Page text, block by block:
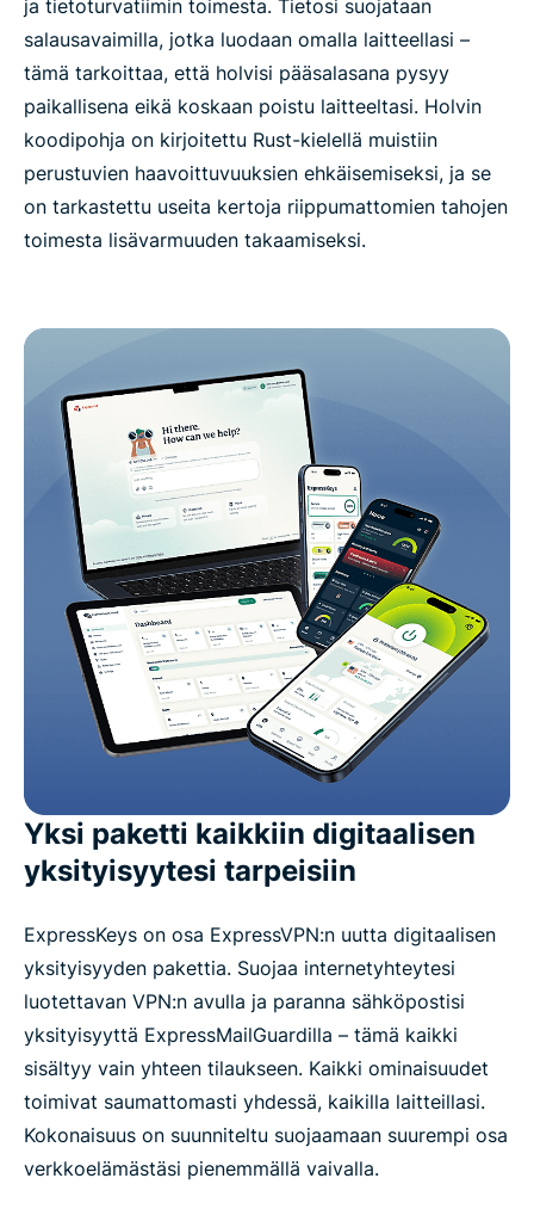
ja tietoturvatiimin toimesta. Tietosi suojataan
salausavaimilla, jotka luodaan omalla laitteellasi –
tämä tarkoittaa, että holvisi pääsalasana pysyy
paikallisena eikä koskaan poistu laitteeltasi. Holvin
koodipohja on kirjoitettu Rust-kielellä muistiin
perustuvien haavoittuvuuksien ehkäisemiseksi, ja se
on tarkastettu useita kertoja riippumattomien tahojen
toimesta lisävarmuuden takaamiseksi.
Yksi paketti kaikkiin digitaalisen
yksityisyytesi tarpeisiin
ExpressKeys on osa ExpressVPN:n uutta digitaalisen
yksityisyyden pakettia. Suojaa internetyhteytesi
luotettavan VPN:n avulla ja paranna sähköpostisi
yksityisyyttä ExpressMailGuardilla – tämä kaikki
sisältyy vain yhteen tilaukseen. Kaikki ominaisuudet
toimivat saumattomasti yhdessä, kaikilla laitteillasi.
Kokonaisuus on suunniteltu suojaamaan suurempi osa
verkkoelämästäsi pienemmällä vaivalla.